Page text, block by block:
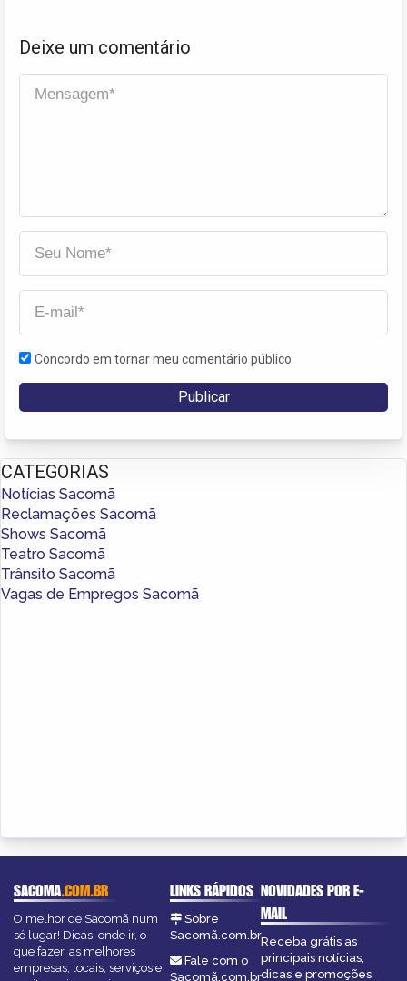
Deixe um comentário
Concordo em tornar meu comentário público
CATEGORIAS
Notícias Sacomã
Reclamações Sacomã
Shows Sacomã
Teatro Sacomã
Trânsito Sacomã
Vagas de Empregos Sacomã
SACOMA.COM.BR
O melhor de Sacomã num
só lugar! Dicas, onde ir, o
que fazer, as melhores
empresas, locais, serviços e
LINKS RÁPIDOS
Sobre
Sacomã.com.br
Fale com o
Sacomã.com.br
NOVIDADES POR E-
MAIL
Receba grátis as
principais notícias,
dicas e promoções